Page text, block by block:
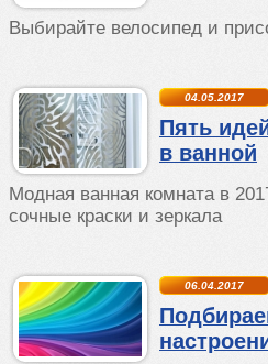
Выбирайте велосипед и
04.05.2017
Пять
в ванной
Модная ванная комната в
сочные краски и зеркала
06.04.2017